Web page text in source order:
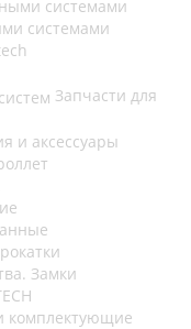
системами
Запчасти для
и аксессуары
Замки
комплектующие